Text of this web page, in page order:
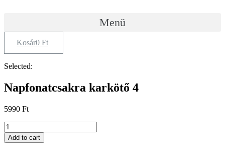
Menü
0 Ft
Kosár
Selected:
Napfonatcsakra karkötő 4
5990 Ft
Napfonatcsakra
karkötő
4
Add to cart